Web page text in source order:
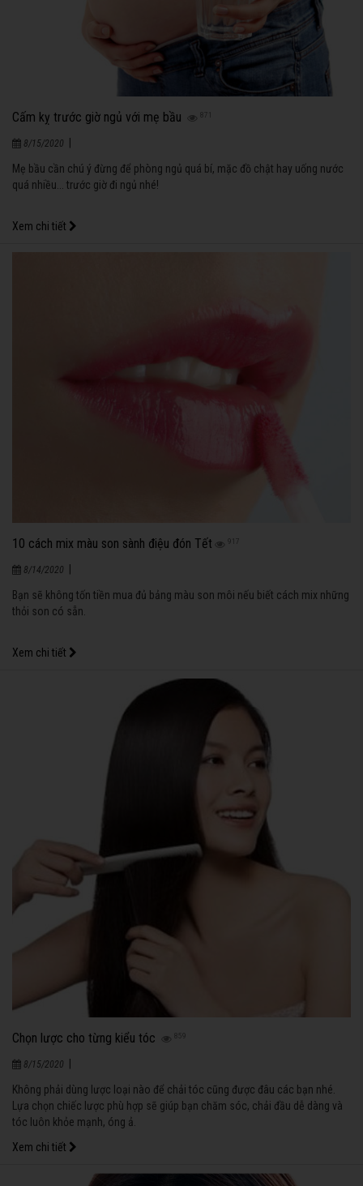
Cấm kỵ trước giờ ngủ với mẹ bầu 871
8/15/2020
Mẹ bầu cần chú ý đừng để phòng ngủ quá bí, mặc đồ chật hay uống nước
quá nhiều... trước giờ đi ngủ nhé!
Xem chi tiết
10 cách mix màu son sành điệu đón Tết 917
8/14/2020
Bạn sẽ không tốn tiền mua đủ bảng màu son môi nếu biết cách mix những
thỏi son có sẵn.
Xem chi tiết
Chọn lược cho từng kiểu tóc 859
8/15/2020
Không phải dùng lược loại nào để chải tóc cũng được đâu các bạn nhé.
Lựa chọn chiếc lược phù hợp sẽ giúp bạn chăm sóc, chải đầu dễ dàng và
tóc luôn khỏe mạnh, óng ả.
Xem chi tiết